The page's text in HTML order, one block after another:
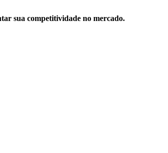
sua competitividade no mercado.